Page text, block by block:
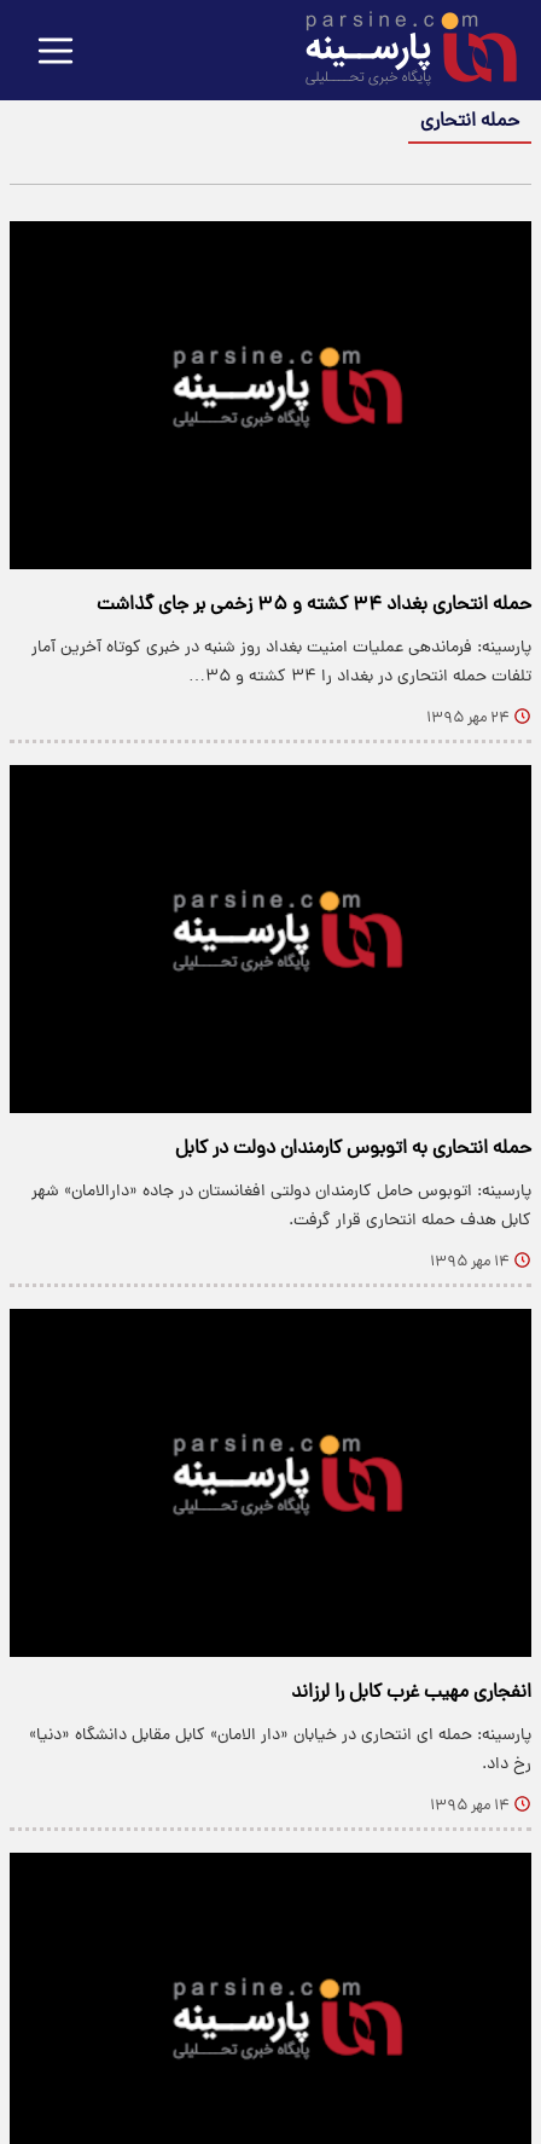
حمله انتحاری
حمله انتحاری بغداد ۳۴ کشته و ۳۵ زخمی بر جای گذاشت
پارسینه: فرماندهی عملیات امنیت بغداد روز شنبه در خبری کوتاه آخرین آمار
تلفات حمله انتحاری در بغداد را ۳۴ کشته و ۳۵…
۲۴ مهر ۱۳۹۵
حمله انتحاری به اتوبوس کارمندان دولت در کابل
پارسینه: اتوبوس حامل کارمندان دولتی افغانستان در جاده «دارالامان» شهر
کابل هدف حمله انتحاری قرار گرفت.
۱۴ مهر ۱۳۹۵
انفجاری مهیب غرب کابل را لرزاند
پارسینه: حمله ای انتحاری در خیابان «دار الامان» کابل مقابل دانشگاه «دنیا»
رخ داد.
۱۴ مهر ۱۳۹۵